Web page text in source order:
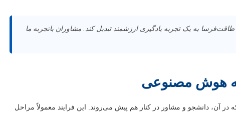
به یک تجربه یادگیری ارزشمند تبدیل کند. مشاوران باتجربه ما
هوش مصنوعی
آن، دانشجو و مشاور در کنار هم پیش می‌روند. این فرایند معمولاً مراحل